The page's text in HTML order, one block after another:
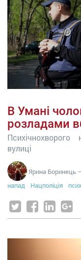
В Умані
розладами
вулиці
Ярина Боринець
напад
Нацполіція